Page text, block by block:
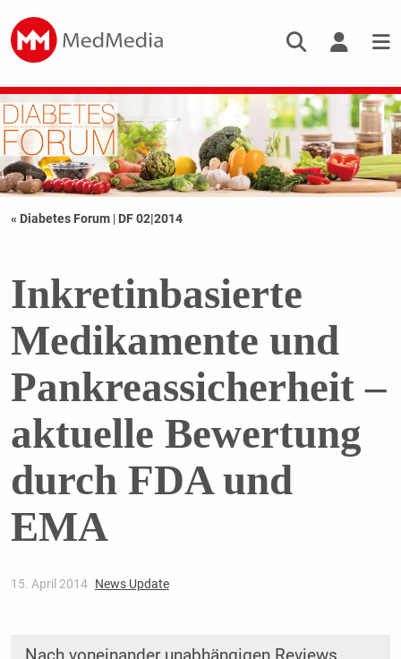
« Diabetes Forum | DF 02|2014
Inkretinbasierte
Medikamente und
Pankreassicherheit –
aktuelle Bewertung
durch FDA und
EMA
15. April 2014 News Update